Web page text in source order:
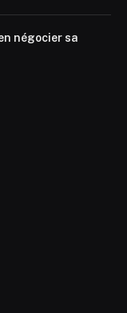
négocier sa